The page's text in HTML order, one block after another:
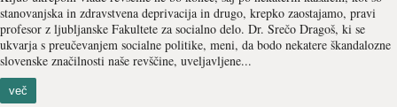
stanovanjska in zdravstvena deprivacija in drugo, krepko zaostajamo, pravi
profesor z ljubljanske Fakultete za socialno delo. Dr. Srečo Dragoš, ki se
ukvarja s preučevanjem socialne politike, meni, da bodo nekatere škandalozne
slovenske značilnosti naše revščine, uveljavljene...
več